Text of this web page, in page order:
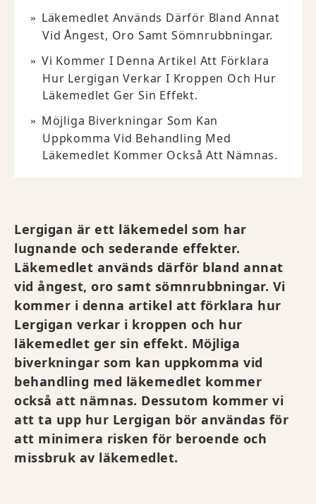
Läkemedlet Används Därför Bland Annat
Vid Ångest, Oro Samt Sömnrubbningar.
Vi Kommer I Denna Artikel Att Förklara
Hur Lergigan Verkar I Kroppen Och Hur
Läkemedlet Ger Sin Effekt.
Möjliga Biverkningar Som Kan
Uppkomma Vid Behandling Med
Läkemedlet Kommer Också Att Nämnas.
Lergigan är ett läkemedel som har
lugnande och sederande effekter.
Läkemedlet används därför bland annat
vid ångest, oro samt sömnrubbningar. Vi
kommer i denna artikel att förklara hur
Lergigan verkar i kroppen och hur
läkemedlet ger sin effekt. Möjliga
biverkningar som kan uppkomma vid
behandling med läkemedlet kommer
också att nämnas. Dessutom kommer vi
att ta upp hur Lergigan bör användas för
att minimera risken för beroende och
missbruk av läkemedlet.